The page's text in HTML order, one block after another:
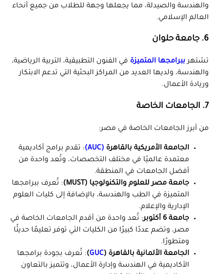
والهندسة والصيدلة، مما يجعلها وجهة للطلاب من جميع أنحاء
العالم الإسلامي.
6. جامعة حلوان
تشتهرببرامجها المتميزة في الفنون التطبيقية، التربية الرياضية،
والهندسة، ولديها العديد من المراكز البحثية التي تدعم الابتكار
وريادة الأعمال.
7. الجامعات الخاصة
من أبرز الجامعات الخاصة في مصر:
الجامعة الأمريكية بالقاهرة (AUC)
: تقدم برامج أكاديمية
معتمدة عالميًا في مختلف التخصصات، وتُعد واحدة من
أفضل الجامعات في المنطقة.
جامعة مصر للعلوم والتكنولوجيا (MUST)
: تُعرف ببرامجها
المتميزة في الطب والهندسة، بالإضافة إلى كليات العلوم
الإدارية والإعلام.
جامعة 6 أكتوبر
: تُعد واحدة من أقدم الجامعات الخاصة في
مصر، وتضم عددًا كبيرًا من الكليات التي توفر تعليمًا حديثًا
ومتطورًا.
الجامعة الألمانية بالقاهرة (GUC
): تُعرف بجودة برامجها
الأكاديمية في الهندسة وإدارة الأعمال، وتتميز بالتعاون